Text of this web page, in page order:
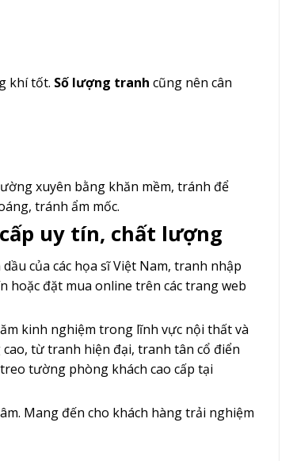
khí tốt. Số lượng tranh cũng nên cân
xuyên bằng khăn mềm, tránh để
tránh ẩm mốc.
uy tín, chất lượng
của các họa sĩ Việt Nam, tranh nhập
hoặc đặt mua online trên các trang web
kinh nghiệm trong lĩnh vực nội thất và
từ tranh hiện đại, tranh tân cổ điển
tường phòng khách cao cấp tại
Mang đến cho khách hàng trải nghiệm